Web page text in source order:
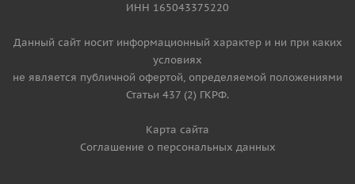
ИНН 165043375220
Данный сайт носит информационный характер и ни при каких
условиях
не является публичной офертой, определяемой положениями
Статьи 437 (2) ГКРФ.
Карта сайта
Соглашение о персональных данных